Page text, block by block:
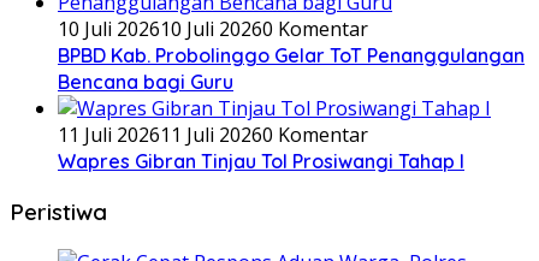
10 Juli 202610 Juli 20260 Komentar
BPBD Kab. Probolinggo Gelar ToT Penanggulangan
Bencana bagi Guru
11 Juli 202611 Juli 20260 Komentar
Wapres Gibran Tinjau Tol Prosiwangi Tahap I
Peristiwa